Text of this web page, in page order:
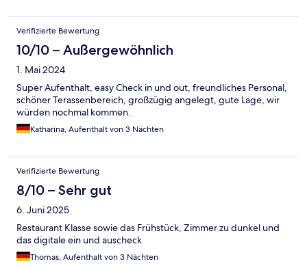
Verifizierte Bewertung
10/10 – Außergewöhnlich
1. Mai 2024
Super Aufenthalt, easy Check in und out, freundliches Personal,
schöner Terassenbereich, großzügig angelegt, gute Lage, wir
würden nochmal kommen.
Katharina, Aufenthalt von 3 Nächten
Verifizierte Bewertung
8/10 – Sehr gut
6. Juni 2025
Restaurant Klasse sowie das Frühstück, Zimmer zu dunkel und
das digitale ein und auscheck
Thomas, Aufenthalt von 3 Nächten